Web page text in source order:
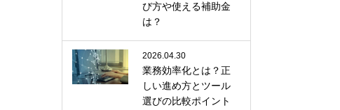
び方や使える補助金
は？
2026.04.30
業務効率化とは？正
しい進め方とツール
選びの比較ポイント